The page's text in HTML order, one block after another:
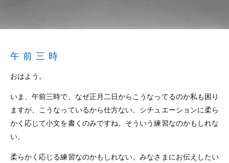
午前三時
おはよう。
いま、午前三時で、なぜ正月二日からこうなってるのか私も困り
ますが、こうなっているから仕方ない。シチュエーションに柔ら
かく応じて小文を書くのみですね。そういう練習なのかもしれな
い。
柔らかく応じる練習なのかもしれない。みなさまにお伝えしたい